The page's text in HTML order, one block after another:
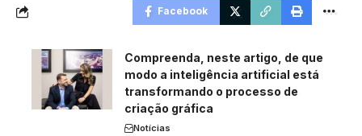
Facebook
Compreenda, neste artigo, de que
modo a inteligência artificial está
transformando o processo de
criação gráfica
Notícias